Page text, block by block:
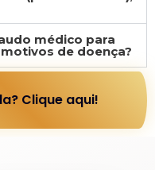
médico para
de doença?
Clique aqui!